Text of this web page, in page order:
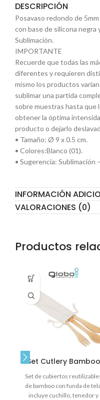
DESCRIPCIÓN
Posavaso redondo de
con base de silicona negra
Sublimación.
IMPORTANTE
Recuerde que todas las
diferentes y requieren
mismo los productos
sublimar una partida
sobre muestras hasta que
obtener la óptima
producto o dejarlo
• Tamaño: Ø 9 x 0.5 cm.
• Colores:Blanco (01).
• Sugerencia: Sublimación
INFORMACIÓN
VALORACIONES (0)
Productos
Set Cutlery Bamboo
Set de cubiertos
de bamboo con funda de
incluye cuchillo, tenedor y